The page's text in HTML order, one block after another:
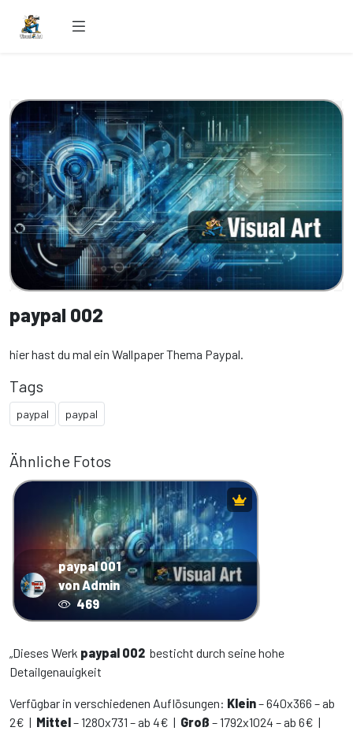
paypal 002
hier hast du mal ein Wallpaper Thema Paypal.
Tags
paypal paypal
Ähnliche Fotos
paypal 001
von Admin
469
„Dieses Werk paypal 002 besticht durch seine hohe
Detailgenauigkeit
Verfügbar in verschiedenen Auflösungen: Klein– 640x366 – ab
2€ | Mittel– 1280x731 – ab 4€ | Groß – 1792x1024 – ab 6€ |